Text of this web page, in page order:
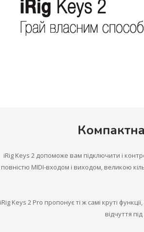
iRig Keys 2 допоможе вам підключити і
повністю MIDI-входом і виходом, великою
iRig Keys 2 Pro пропонує ті ж самі круті
відчуття